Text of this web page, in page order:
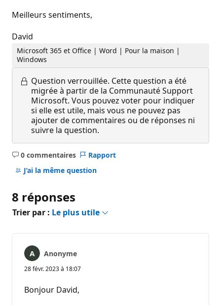
Meilleurs sentiments,
David
Microsoft 365 et Office | Word | Pour la maison |
Windows
Question verrouillée. Cette question a été
migrée à partir de la Communauté Support
Microsoft. Vous pouvez voter pour indiquer
si elle est utile, mais vous ne pouvez pas
ajouter de commentaires ou de réponses ni
suivre la question.
0 commentaires
Aucun
commentaire
Rapport
J’ai la même question
8 réponses
Trier par : Le plus utile
Anonyme
28 févr. 2023 à 18:07
Bonjour David,